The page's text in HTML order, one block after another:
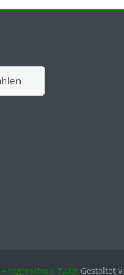
Ansgarschule Twist Gestaltet